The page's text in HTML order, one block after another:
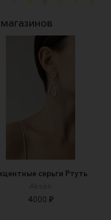
серьги Ртуть
Aksen
4000 ₽